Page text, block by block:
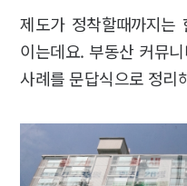
제도가 정착할때까지는
이는데요. 부동산 커뮤
사례를 문답식으로 정리